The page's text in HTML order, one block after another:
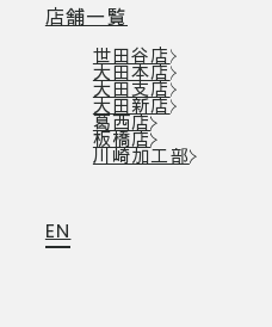
店舗一覧
世田谷店
大田本店
大田支店
大田新店
葛西店
板橋店
川崎加工部
EN